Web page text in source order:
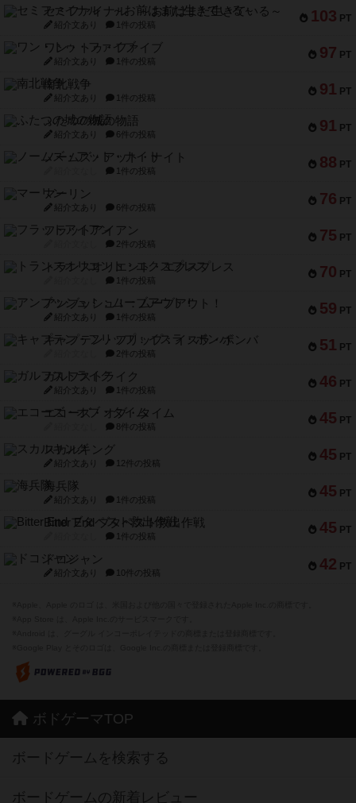
103 PT
セミファイナル ～お前はまだ生きている～
紹介文あり 1件の投稿
97 PT
ワン・トゥ・ファイブ
紹介文あり 1件の投稿
91 PT
南北戦争
紹介文あり 1件の投稿
91 PT
ふたつの城の物語
紹介文あり 6件の投稿
88 PT
ノームズ・アット・ナイト
1件の投稿
76 PT
マーリン
紹介文あり 6件の投稿
75 PT
フラットアイアン
2件の投稿
70 PT
トランスオリエント・エクスプレス
1件の投稿
59 PT
アンブッシュ！：ムーブアウト！
紹介文あり 1件の投稿
51 PT
キャプテン・フリップ：イスラ・ボンバ
2件の投稿
46 PT
ガルフストライク
紹介文あり 1件の投稿
45 PT
エコーズ・オブ・タイム
8件の投稿
45 PT
スカルキング
紹介文あり 12件の投稿
45 PT
海兵隊
紹介文あり 1件の投稿
45 PT
Bitter End ブタペスト救出作戦
1件の投稿
42 PT
ドコジャン
紹介文あり 10件の投稿
ボドゲーマTOP
ボードゲームを検索する
ボードゲームの新着レビュー